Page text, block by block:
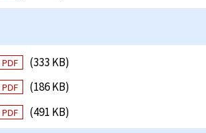
PDF
(333 KB)
PDF
(186 KB)
PDF (491 KB)